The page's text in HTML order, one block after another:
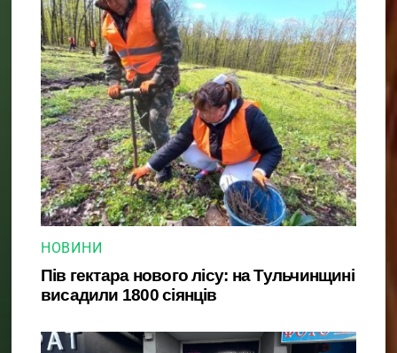
НОВИНИ
Пів гектара нового лісу: на Тульчинщині
висадили 1800 сіянців